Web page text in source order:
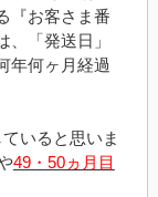
『お客さま番
「発送日」
年何ヶ月経過
いると思いま
49・50ヵ月目